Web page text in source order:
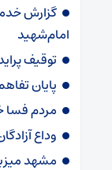
گزارش
امام‌شهید
توقیف پراید حامل ۱۹۵
پایان
مردم فسا
وداع
مشهد